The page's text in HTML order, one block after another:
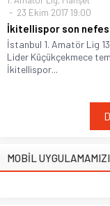
23 Ekim 2017 19:00
İkitellispor son
İstanbul 1. Amatör Lig
Lider Küçükçekmece
İkitellispor...
MOBİL